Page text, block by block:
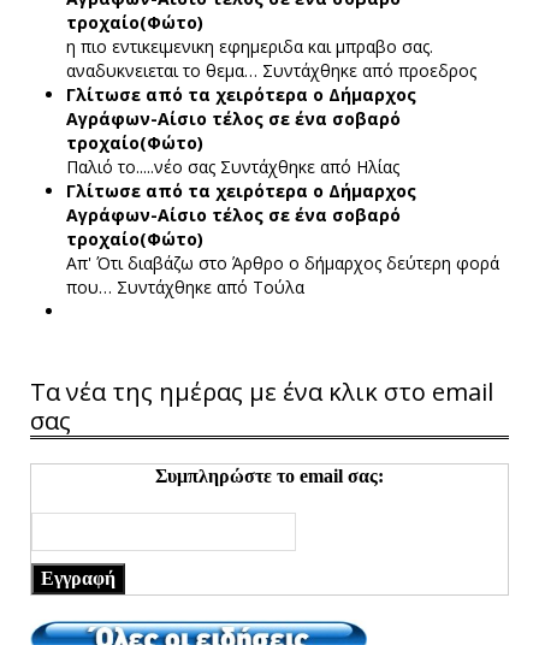
τροχαίο(Φώτο)
η πιο εντικειμενικη εφημεριδα και μπραβο σας.
αναδυκνειεται το θεμα… Συντάχθηκε από προεδρος
Γλίτωσε από τα χειρότερα ο Δήμαρχος
Αγράφων-Αίσιο τέλος σε ένα σοβαρό
τροχαίο(Φώτο)
Παλιό το.....νέο σας Συντάχθηκε από Ηλίας
Γλίτωσε από τα χειρότερα ο Δήμαρχος
Αγράφων-Αίσιο τέλος σε ένα σοβαρό
τροχαίο(Φώτο)
Απ' Ότι διαβάζω στο Άρθρο ο δήμαρχος δεύτερη φορά
που… Συντάχθηκε από Τούλα
Τα νέα της ημέρας με ένα κλικ στο email
σας
Συμπληρώστε το email σας:
Εγγραφή